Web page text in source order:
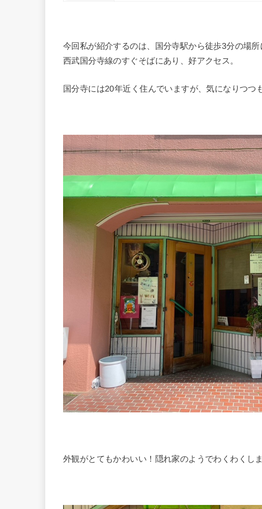
今回私が紹介するのは、国分寺駅から徒歩3分の場所
西武国分寺線のすぐそばにあり、好アクセス。
国分寺には20年近く住んでいますが、気になりつつ
外観がとてもかわいい！隠れ家のようでわくわくしま